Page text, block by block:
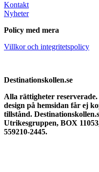
Kontakt
Nyheter
Policy med mera
Villkor och integritetspolicy
Destinationskollen.se
Alla rättigheter reserverade.
design på hemsidan får ej
tillstånd.
Utrikesgruppen, BOX
559210-2445.